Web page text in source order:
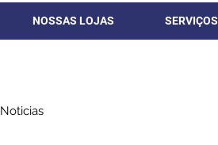
NOSSAS LOJAS SERVIÇOS
Noticias